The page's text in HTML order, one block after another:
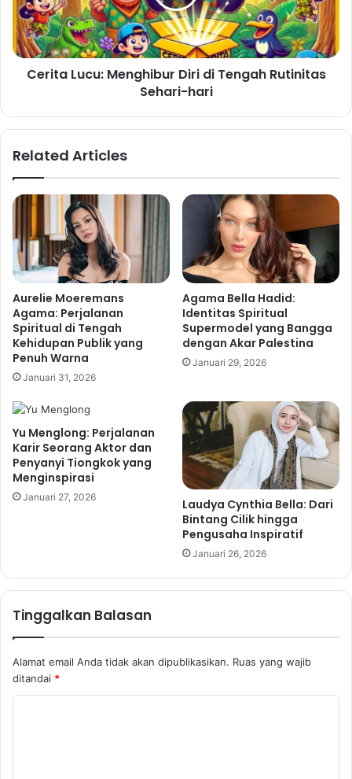
Cerita Lucu: Menghibur Diri di Tengah Rutinitas
Sehari-hari
Related Articles
Aurelie Moeremans
Agama: Perjalanan
Spiritual di Tengah
Kehidupan Publik yang
Penuh Warna
Januari 31, 2026
Agama Bella Hadid:
Identitas Spiritual
Supermodel yang Bangga
dengan Akar Palestina
Januari 29, 2026
Yu Menglong: Perjalanan
Karir Seorang Aktor dan
Penyanyi Tiongkok yang
Menginspirasi
Januari 27, 2026
Laudya Cynthia Bella: Dari
Bintang Cilik hingga
Pengusaha Inspiratif
Januari 26, 2026
Tinggalkan Balasan
Alamat email Anda tidak akan dipublikasikan. Ruas yang wajib
ditandai *